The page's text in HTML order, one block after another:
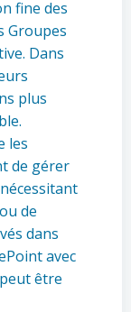
fine des
Groupes
Dans
plus
les
de gérer
de
dans
avec
être